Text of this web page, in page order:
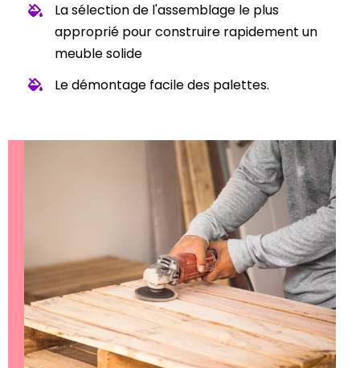
La sélection de l'assemblage le plus
approprié pour construire rapidement un
meuble solide
Le démontage facile des palettes.